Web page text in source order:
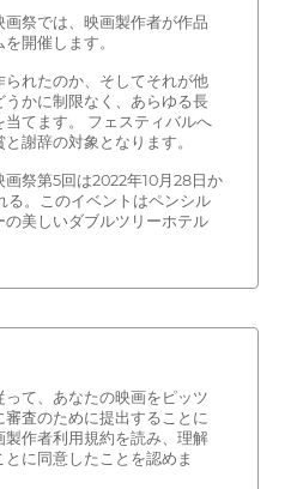
画祭では、映画製作者が作品
開催します。
れたのか、そしてそれが他
かに制限なく、あらゆる長
てます。 フェスティバルへ
謝辞の対象となります。
画祭第5回は2022年10月28日か
る。このイベントはペンシル
美しいダブルツリーホテル
って、あなたの映画をピッツ
査のために提出することに
製作者利用規約を読み、理解
に同意したことを認めま